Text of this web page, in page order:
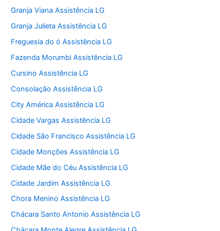
Granja Viana Assistência LG
Granja Julieta Assistência LG
Freguesia do ó Assistência LG
Fazenda Morumbi Assistência LG
Cursino Assistência LG
Consolação Assistência LG
City América Assistência LG
Cidade Vargas Assistência LG
Cidade São Francisco Assistência LG
Cidade Monções Assistência LG
Cidade Mãe do Céu Assistência LG
Cidade Jardim Assistência LG
Chora Menino Assistência LG
Chácara Santo Antonio Assistência LG